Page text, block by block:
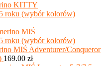
KITTY
roku (wybór kolorów)
MIŚ Adventurer/Conqueror
169.00 zł